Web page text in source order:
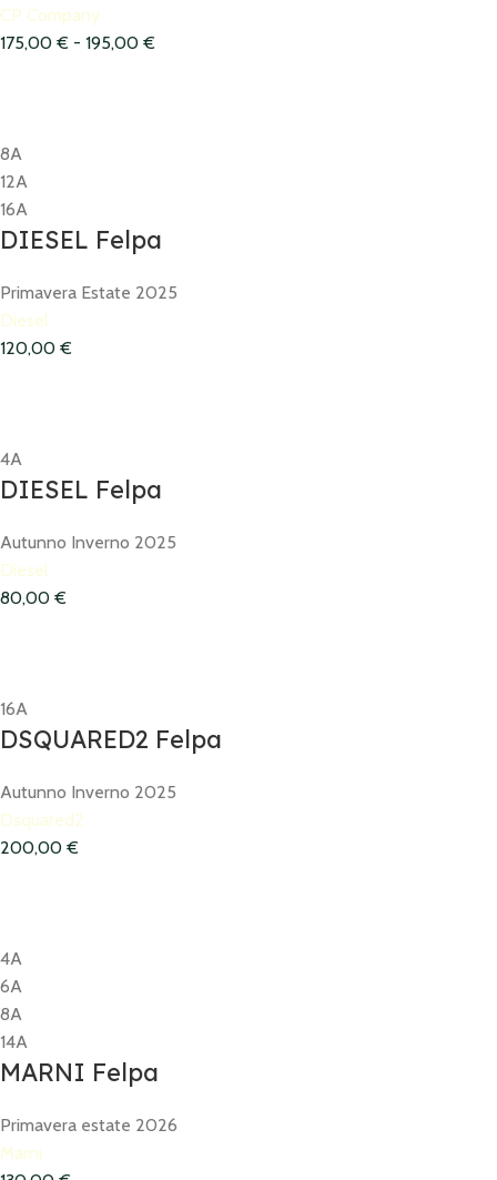
CP Company
175,00 € - 195,00 €
8A
12A
16A
DIESEL Felpa
Primavera Estate 2025
Diesel
120,00 €
4A
DIESEL Felpa
Autunno Inverno 2025
Diesel
80,00 €
16A
DSQUARED2 Felpa
Autunno Inverno 2025
Dsquared2
200,00 €
4A
6A
8A
14A
MARNI Felpa
Primavera estate 2026
Marni